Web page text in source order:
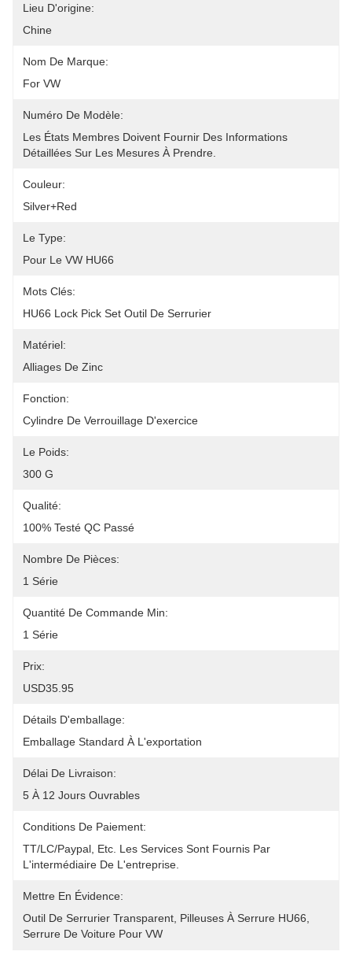
Lieu D'origine:
Chine
Nom De Marque:
For VW
Numéro De Modèle:
Les États Membres Doivent Fournir Des Informations
Détaillées Sur Les Mesures À Prendre.
Couleur:
Silver+Red
Le Type:
Pour Le VW HU66
Mots Clés:
HU66 Lock Pick Set Outil De Serrurier
Matériel:
Alliages De Zinc
Fonction:
Cylindre De Verrouillage D'exercice
Le Poids:
300 G
Qualité:
100% Testé QC Passé
Nombre De Pièces:
1 Série
Quantité De Commande Min:
1 Série
Prix:
USD35.95
Détails D'emballage:
Emballage Standard À L'exportation
Délai De Livraison:
5 À 12 Jours Ouvrables
Conditions De Paiement:
TT/LC/paypal, Etc. Les Services Sont Fournis Par
L'intermédiaire De L'entreprise.
Mettre En Évidence:
Outil De Serrurier Transparent Pilleuses À Serrure HU66
Serrure De Voiture Pour VW